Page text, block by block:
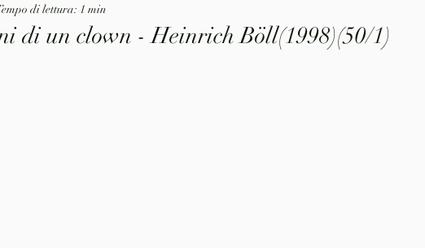
Ragazzi
di un clown - Heinrich Böll(1998)(50/1)
di lettura: 1 min